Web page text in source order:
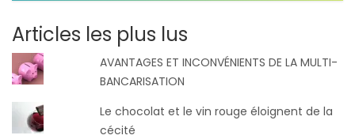
Articles les plus lus
AVANTAGES ET INCONVÉNIENTS DE LA MULTI-
BANCARISATION
Le chocolat et le vin rouge éloignent de la
cécité